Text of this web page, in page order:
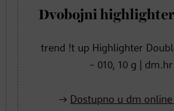
Dvobojni
trend !t up Highlighter
– 010, 10 g | dm.hr
Dostupno u dm